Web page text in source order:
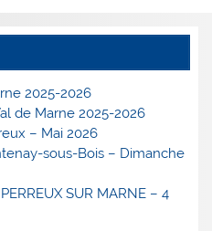
2025-2026
de Marne 2025-2026
– Mai 2026
sous-Bois – Dimanche
SUR MARNE – 4